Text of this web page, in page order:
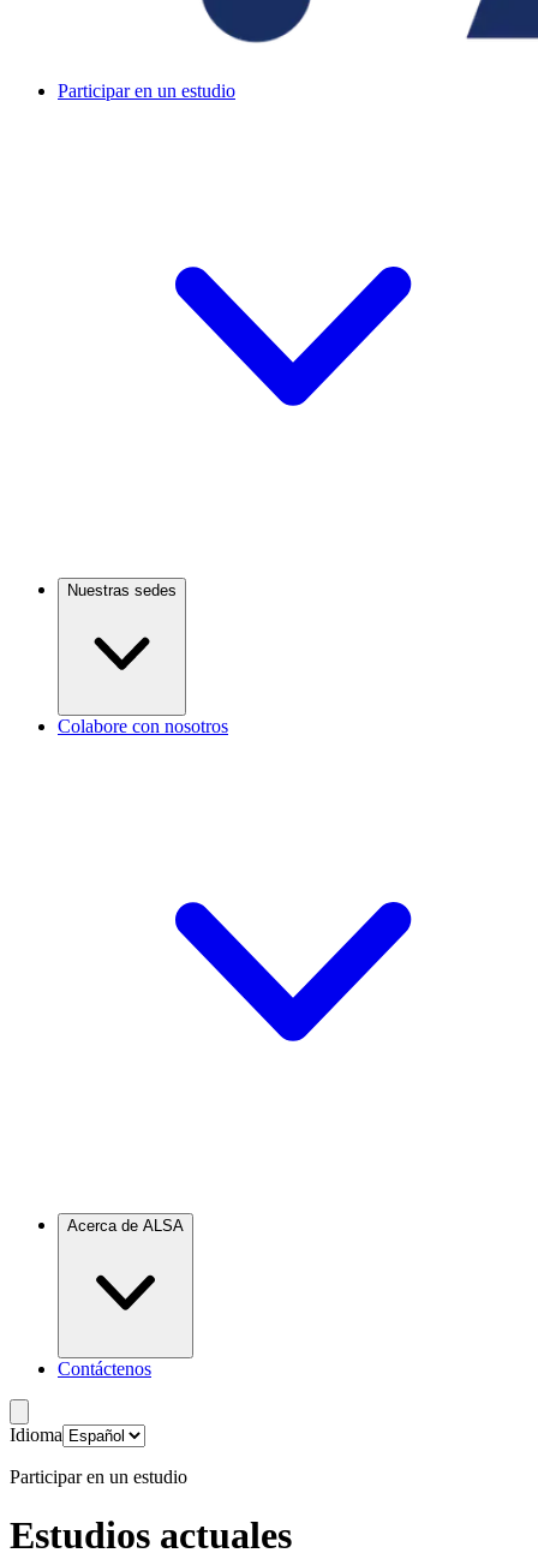
Participar en un estudio
Nuestras sedes
Colabore con nosotros
Acerca de ALSA
Contáctenos
Idioma
Participar en un estudio
Estudios actuales